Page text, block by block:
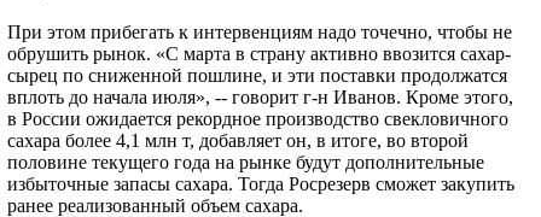
При этом прибегать к интервенциям надо точечно, чтобы не
обрушить рынок. «С марта в страну активно ввозится сахар-
сырец по сниженной пошлине, и эти поставки продолжатся
вплоть до начала июля», -- говорит г-н Иванов. Кроме этого,
в России ожидается рекордное производство свекловичного
сахара более 4,1 млн т, добавляет он, в итоге, во второй
половине текущего года на рынке будут дополнительные
избыточные запасы сахара. Тогда Росрезерв сможет закупить
ранее реализованный объем сахара.